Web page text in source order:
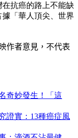
抗癌的路上不能缺
「華人頂尖、世界
作者意見，不代表
奇妙發生！「這
證實：13種癌症風